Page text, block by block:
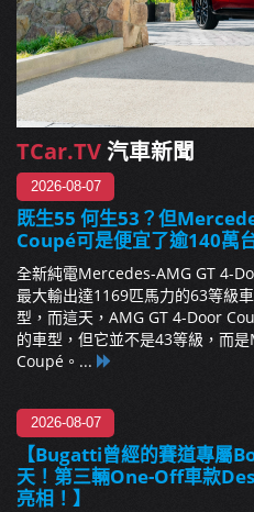
TCar.TV汽車新聞
2026-08-07
既生55 何生53？但
Coupé可是便宜了逾140萬
全新純電Mercedes-AMG GT 4-
最大輸出達1169匹馬力的63等級
型，而這天，AMG GT 4-Door
的車型，但它並不是43等級，而
Coupé。...
2026-08-07
【Bugatti曾經的賽道專屬
天！第三輛One-Off車款
亮相！】